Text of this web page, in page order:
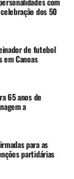
dos 50
de futebol
Canoas
65 anos de
a
para as
partidárias